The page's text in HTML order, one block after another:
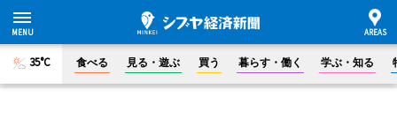
35°C 食べる 見る・遊ぶ 買う 暮らす・働く 学ぶ・知る